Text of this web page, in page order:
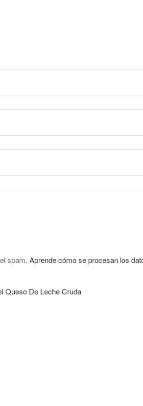
spam. Aprende cómo se procesan los
Queso De Leche Cruda